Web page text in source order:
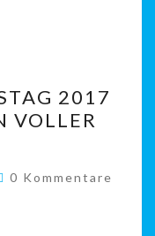
2017
VOLLER
Kommentare
0 Kommentare